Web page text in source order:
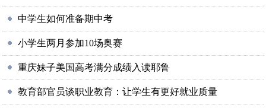
中学生如何准备期中考
小学生两月参加10场奥赛
重庆妹子美国高考满分成绩入读耶鲁
教育部官员谈职业教育：让学生有更好就业质量